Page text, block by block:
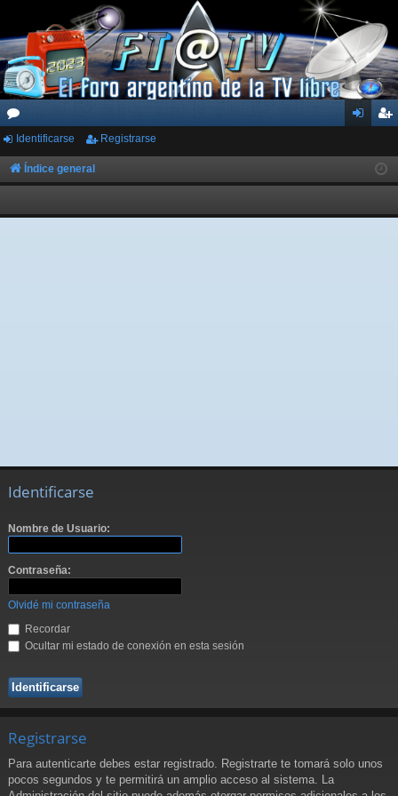
or
os
ar
ist
rs
Identificarse Registrarse
Índice general
Identificarse
Nombre de Usuario:
Contraseña:
Olvidé mi contraseña
Recordar
Ocultar mi estado de conexión en esta sesión
Registrarse
Para autenticarte debes estar registrado. Registrarte te tomará solo unos
pocos segundos y te permitirá un amplio acceso al sistema. La